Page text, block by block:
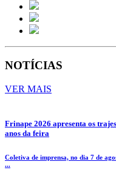
NOTÍCIAS
VER MAIS
Frinape 2026 apresenta os
anos da feira
Coletiva de imprensa, no dia 7 de
...